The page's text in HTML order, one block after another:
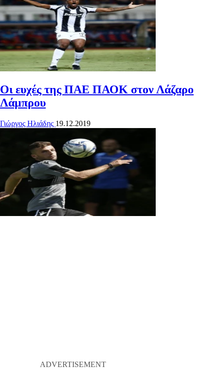
Οι ευχές της ΠΑΕ ΠΑΟΚ στον Λάζαρο
Λάμπρου
Γιώργος Ηλιάδης 19.12.2019